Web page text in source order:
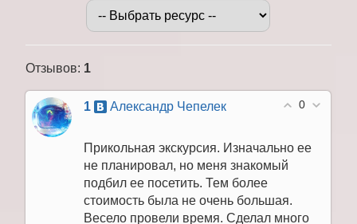
Отзывов: 1
0
1 Александр Чепелек
Прикольная экскурсия. Изначально ее
не планировал, но меня знакомый
подбил ее посетить. Тем более
стоимость была не очень большая.
Весело провели время. Сделал много